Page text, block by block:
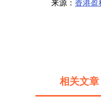
来源： 香港盈
相关文章